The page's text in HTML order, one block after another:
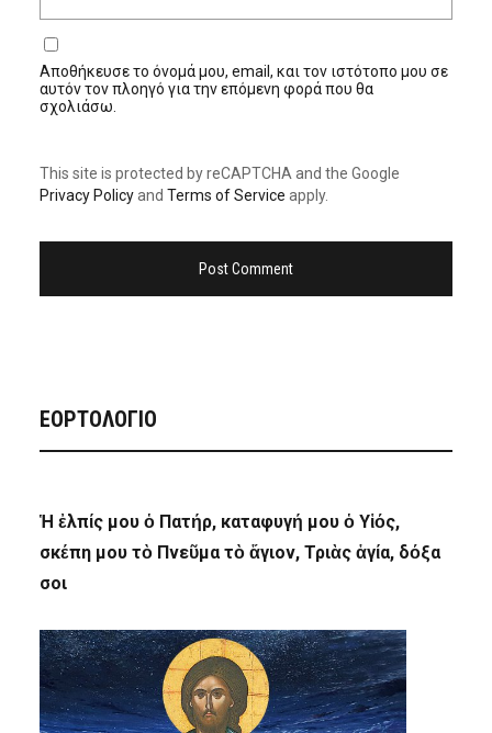
Αποθήκευσε το όνομά μου, email, και τον ιστότοπο μου σε
αυτόν τον πλοηγό για την επόμενη φορά που θα
σχολιάσω.
This site is protected by reCAPTCHA and the Google
Privacy Policyand Terms of Service apply.
ΕΟΡΤΟΛΟΓΙΟ
Ἡ ἐλπίς μου ὁ Πατήρ, καταφυγή μου ὁ Υἱός,
σκέπη μου τὸ Πνεῦμα τὸ ἅγιον, Τριὰς ἁγία, δόξα
σοι